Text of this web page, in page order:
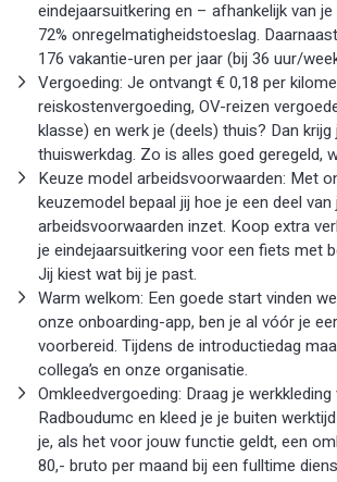
eindejaarsuitkering en – afhankelijk van
72% onregelmatigheidstoeslag.
176 vakantie-uren per jaar (bij 36 uur/
Vergoeding: Je ontvangt € 0,18 per
reiskostenvergoeding, OV-reizen
klasse) en werk je (deels) thuis? Dan krijg
thuiswerkdag. Zo is alles goed geregeld,
Keuze model arbeidsvoorwaarden: Met
keuzemodel bepaal jij hoe je een deel van
arbeidsvoorwaarden inzet. Koop extra
je eindejaarsuitkering voor een fiets met
Jij kiest wat bij je past.
Warm welkom: Een goede start vinden
onze onboarding-app, ben je al vóór je
voorbereid. Tijdens de introductiedag
collega’s en onze organisatie.
Omkleedvergoeding: Draag je
Radboudumc en kleed je je buiten
je, als het voor jouw functie geldt, een
80,- bruto per maand bij een fulltime